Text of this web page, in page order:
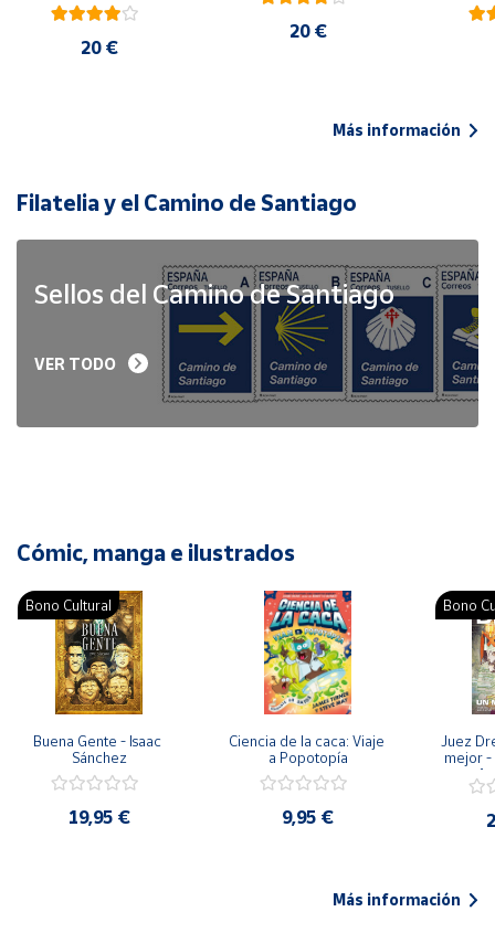
20 €
20 €
Más información
Filatelia y el Camino de Santiago
Sellos del Camino de Santiago
VER TODO
Cómic, manga e ilustrados
Bono Cultural
Buena Gente - Isaac
Sánchez
19,95 €
Ciencia de la caca: Viaje
a Popotopía
9,95 €
Bono
Juez
mejor -
Más información